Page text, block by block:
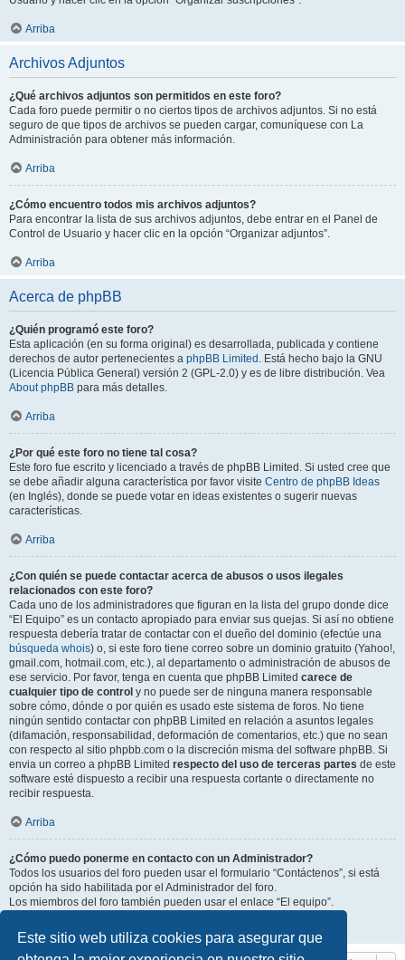
Este sitio web utiliza cookies para asegurar que
Arriba
Archivos Adjuntos
¿Qué archivos adjuntos son permitidos en este foro?
Cada foro puede permitir o no ciertos tipos de archivos adjuntos. Si no está
seguro de que tipos de archivos se pueden cargar, comuníquese con La
Administración para obtener más información.
Arriba
¿Cómo encuentro todos mis archivos adjuntos?
Para encontrar la lista de sus archivos adjuntos, debe entrar en el Panel de
Control de Usuario y hacer clic en la opción “Organizar adjuntos”.
Arriba
Acerca de phpBB
¿Quién programó este foro?
Esta aplicación (en su forma original) es desarrollada, publicada y contiene
derechos de autor pertenecientes a phpBB Limited . Está hecho bajo la GNU
(Licencia Pública General) versión 2 (GPL-2.0) y es de libre distribución. Vea
About phpBB para más detalles.
Arriba
¿Por qué este foro no tiene tal cosa?
Este foro fue escrito y licenciado a través de phpBB Limited. Si usted cree que
se debe añadir alguna característica por favor visite Centro de phpBB Ideas
(en Inglés), donde se puede votar en ideas existentes o sugerir nuevas
características.
Arriba
¿Con quién se puede contactar acerca de abusos o usos ilegales
relacionados con este foro?
Cada uno de los administradores que figuran en la lista del grupo donde dice
“El Equipo” es un contacto apropiado para enviar sus quejas. Si así no obtiene
respuesta debería tratar de contactar con el dueño del dominio (efectúe una
búsqueda whois) o, si este foro tiene correo sobre un dominio gratuito (Yahoo!,
gmail.com, hotmail.com, etc.), al departamento o administración de abusos de
ese servicio. Por favor, tenga en cuenta que phpBB Limited carece de
cualquier tipo de control y no puede ser de ninguna manera responsable
sobre cómo, dónde o por quién es usado este sistema de foros. No tiene
ningún sentido contactar con phpBB Limited en relación a asuntos legales
(difamación, responsabilidad, deformación de comentarios, etc.) que no sean
con respecto al sitio phpbb.com o la discreción misma del software phpBB. Si
envia un correo a phpBB Limited respecto del uso de terceras partes de este
software esté dispuesto a recibir una respuesta cortante o directamente no
recibir respuesta.
Arriba
¿Cómo puedo ponerme en contacto con un Administrador?
Todos los usuarios del foro pueden usar el formulario “Contáctenos”, si está
opción ha sido habilitada por el Administrador del foro.
Los miembros del foro también pueden usar el enlace “El equipo”.
Arriba